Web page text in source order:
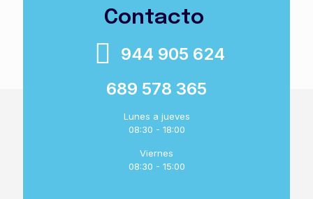
Contacto
944 905 624
689 578 365
Lunes a jueves
08:30 - 18:00
Viernes
08:30 - 15:00